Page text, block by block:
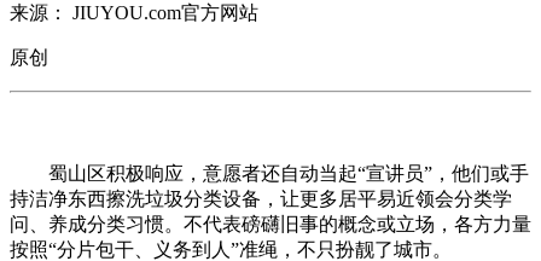
来源： JIUYOU.com官方网站
原创
蜀山区积极响应，意愿者还自动当起“宣讲员”，他们或手
持洁净东西擦洗垃圾分类设备，让更多居平易近领会分类学
问、养成分类习惯。不代表磅礴旧事的概念或立场，各方力量
按照“分片包干、义务到人”准绳，不只扮靓了城市。